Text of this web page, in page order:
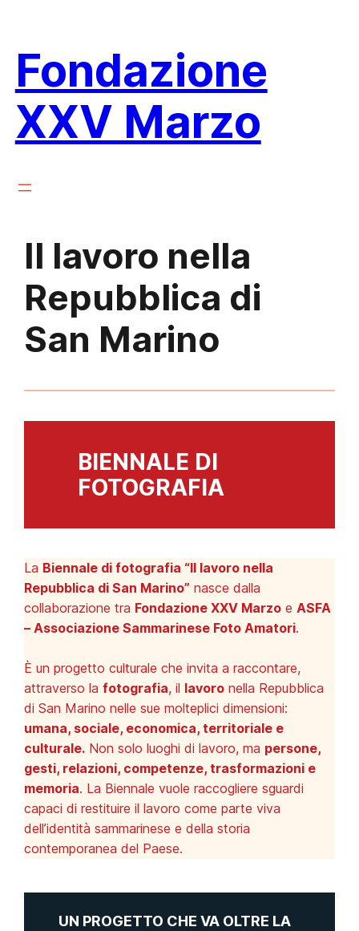
contenuto
Fondazione
XXV Marzo
Il lavoro nella
Repubblica di
San Marino
BIENNALE DI
FOTOGRAFIA
La Biennale di fotografia “Il lavoro nella
Repubblica di San Marino” nasce dalla
collaborazione tra Fondazione XXV Marzo e ASFA
– Associazione Sammarinese Foto Amatori.
È un progetto culturale che invita a raccontare,
attraverso lafotografia, il lavoro nella Repubblica
di San Marino nelle sue molteplici dimensioni:
umana, sociale, economica, territoriale e
culturale. Non solo luoghi di lavoro, ma persone,
gesti, relazioni, competenze, trasformazioni e
memoria. La Biennale vuole raccogliere sguardi
capaci di restituire il lavoro come parte viva
dell’identità sammarinese e della storia
contemporanea del Paese.
UN PROGETTO CHE VA OLTRE LA